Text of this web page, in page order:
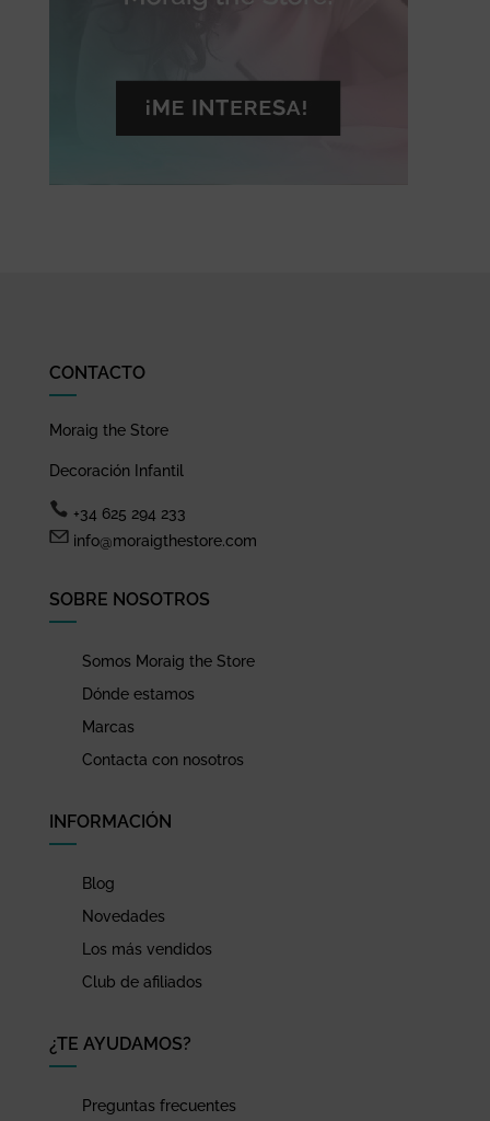
CONTACTO
Moraig the Store
Decoración Infantil
+34 625 294 233
info@moraigthestore.com
SOBRE NOSOTROS
Somos Moraig the Store
Dónde estamos
Marcas
Contacta con nosotros
INFORMACIÓN
Blog
Novedades
Los más vendidos
Club de afiliados
¿TE AYUDAMOS?
Preguntas frecuentes